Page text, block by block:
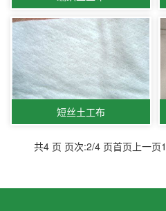
短丝土工布
共4 页 页次:2/4 页首页 上一页1